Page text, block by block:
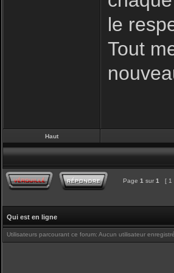
le
Tout
Haut
Page 1 sur 1 [ 1
Qui est en ligne
Utilisateurs parcourant ce forum: Aucun utilisateur